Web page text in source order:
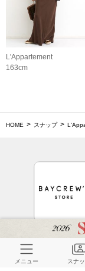
L'Appartement
163cm
HOME スナップ
メニュー スナ